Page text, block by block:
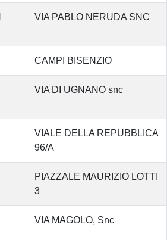
VIA PABLO NERUDA SNC
CAMPI BISENZIO
VIA DI UGNANO snc
VIALE DELLA REPUBBLICA
96/A
PIAZZALE MAURIZIO LOTTI
3
VIA MAGOLO, Snc